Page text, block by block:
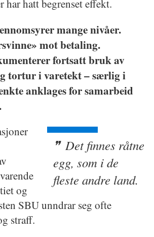
har hatt begrenset effekt.
mange nivåer.
mot betaling.
fortsatt bruk av
tortur i varetekt – særlig i
anklages for samarbeid
Det finnes råtne
egg, som i de
fleste andre land.
og
SBU unndrar seg ofte
straff.